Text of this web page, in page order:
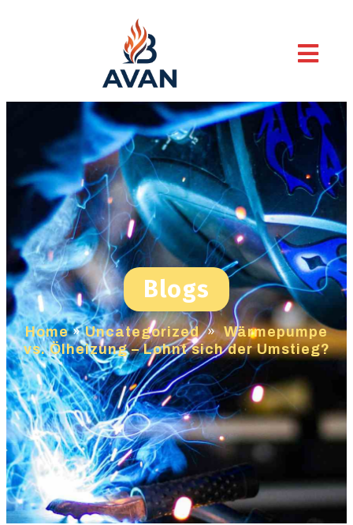
Blogs
Home»Uncategorized » Wärmepumpe
vs. Ölheizung – Lohnt sich der Umstieg?